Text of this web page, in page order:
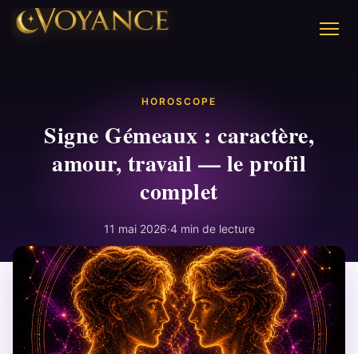
HOROSCOPE
Signe Gémeaux : caractère,
amour, travail — le profil
complet
11 mai 2026·4 min de lecture